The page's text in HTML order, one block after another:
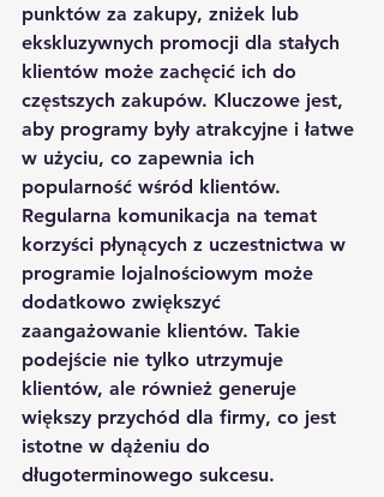
punktów za zakupy, zniżek lub
ekskluzywnych promocji dla stałych
klientów może zachęcić ich do
częstszych zakupów. Kluczowe jest,
aby programy były atrakcyjne i łatwe
w użyciu, co zapewnia ich
popularność wśród klientów.
Regularna komunikacja na temat
korzyści płynących z uczestnictwa w
programie lojalnościowym może
dodatkowo zwiększyć
zaangażowanie klientów. Takie
podejście nie tylko utrzymuje
klientów, ale również generuje
większy przychód dla firmy, co jest
istotne w dążeniu do
długoterminowego sukcesu.